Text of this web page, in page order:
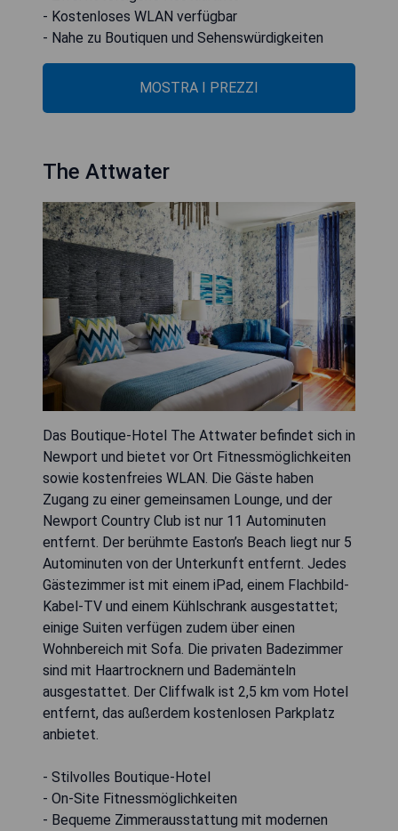
- Kostenloses WLAN verfügbar
- Nahe zu Boutiquen und Sehenswürdigkeiten
MOSTRA I PREZZI
The Attwater
Das Boutique-Hotel The Attwater befindet sich in
Newport und bietet vor Ort Fitnessmöglichkeiten
sowie kostenfreies WLAN. Die Gäste haben
Zugang zu einer gemeinsamen Lounge, und der
Newport Country Club ist nur 11 Autominuten
entfernt. Der berühmte Easton’s Beach liegt nur 5
Autominuten von der Unterkunft entfernt. Jedes
Gästezimmer ist mit einem iPad, einem Flachbild-
Kabel-TV und einem Kühlschrank ausgestattet;
einige Suiten verfügen zudem über einen
Wohnbereich mit Sofa. Die privaten Badezimmer
sind mit Haartrocknern und Bademänteln
ausgestattet. Der Cliffwalk ist 2,5 km vom Hotel
entfernt, das außerdem kostenlosen Parkplatz
anbietet.
- Stilvolles Boutique-Hotel
- On-Site Fitnessmöglichkeiten
- Bequeme Zimmerausstattung mit modernen